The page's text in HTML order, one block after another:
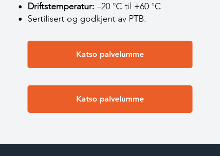
Driftstemperatur: –20 °C til +60 °C
Sertifisert og godkjent av PTB.
Katso palvelumme
Katso palvelumme